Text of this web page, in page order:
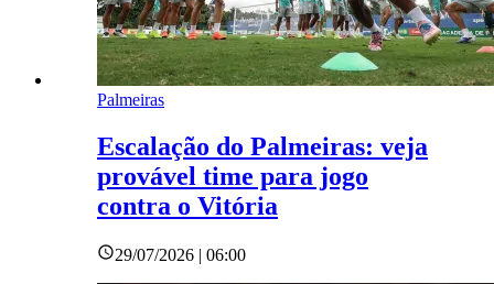
Palmeiras
Escalação do Palmeiras: veja
provável time para jogo
contra o Vitória
29/07/2026 | 06:00